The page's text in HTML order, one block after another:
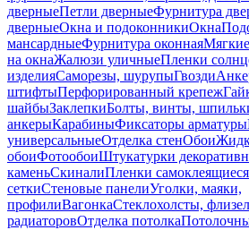
дверныеПетли дверныеФурнитура
дверныеОкна и подоконникиОкна
мансардныеФурнитура оконная
на окнаЖалюзи уличныеПленки
изделияСаморезы, шурупыГвозди
штифтыПерфорированный крепеж
шайбыЗаклепкиБолты, винты,
анкерыКарабиныФиксаторы арматуры
универсальныеОтделка стенОбои
обоиФотообоиШтукатурки
каменьСкиналиПленки самоклеящиеся
сеткиСтеновые панелиУголки, маяки,
профилиВагонкаСтеклохолсты,
радиаторовОтделка потолка